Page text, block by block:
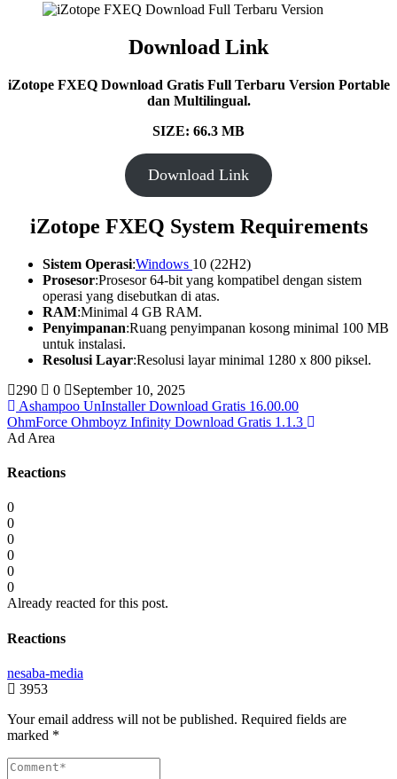
Download Link
iZotope FXEQ Download Gratis Full Terbaru Version Portable
dan Multilingual.
SIZE: 66.3 MB
Download Link
iZotope FXEQ System Requirements
Sistem Operasi:Windows 10 (22H2)
Prosesor:Prosesor 64-bit yang kompatibel dengan sistem
operasi yang disebutkan di atas.
RAM:Minimal 4 GB RAM.
Penyimpanan:Ruang penyimpanan kosong minimal 100 MB
untuk instalasi.
Resolusi Layar:Resolusi layar minimal 1280 x 800 piksel.
290
0
September 10, 2025
Ashampoo UnInstaller Download Gratis 16.00.00
OhmForce Ohmboyz Infinity Download Gratis 1.1.3
Ad Area
Reactions
0
0
0
0
0
0
Already reacted for this post.
Reactions
nesaba-media
3953
Your email address will not be published. Required fields are
marked *